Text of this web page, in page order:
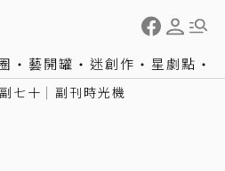
藝開罐 迷創作 星劇點
七十 副刊時光機